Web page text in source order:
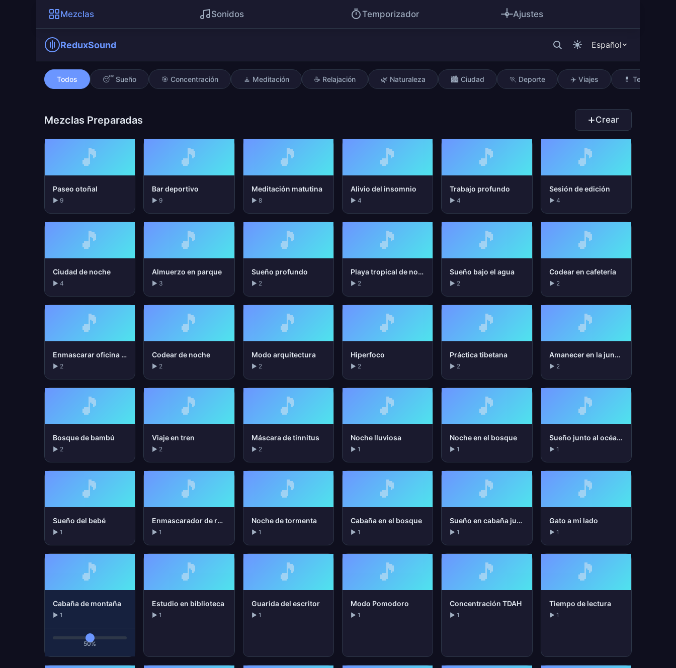
ReduxSound Español
Cabaña de montaña
Todos 😴 Sueño 🎯 Concentración 🧘 Meditación ☕ Relajación 🌿 Naturaleza 🏙️ Ciudad 🏃 Deporte ✈️ Viajes 💊 Terapia
Mezclas Preparadas Crear
🎵
Paseo otoñal
▶ 9
🎵
Bar deportivo
▶ 9
🎵
Meditación matutina
▶ 8
🎵
Alivio del insomnio
▶ 4
🎵
Trabajo profundo
▶ 4
🎵
Sesión de edición
▶ 4
🎵
Ciudad de noche
▶ 4
🎵
Almuerzo en parque
▶ 3
🎵
Sueño profundo
▶ 2
🎵
Playa tropical de noche
▶ 2
🎵
Sueño bajo el agua
▶ 2
🎵
Codear en cafetería
▶ 2
🎵
Enmascarar oficina abierta
▶ 2
🎵
Codear de noche
▶ 2
🎵
Modo arquitectura
▶ 2
🎵
Hiperfoco
▶ 2
🎵
Práctica tibetana
▶ 2
🎵
Amanecer en la jungla
▶ 2
🎵
Bosque de bambú
▶ 2
🎵
Viaje en tren
▶ 2
🎵
Máscara de tinnitus
▶ 2
🎵
Noche lluviosa
▶ 1
🎵
Noche en el bosque
▶ 1
🎵
Sueño junto al océano
▶ 1
🎵
Sueño del bebé
▶ 1
🎵
Enmascarador de ronquidos
▶ 1
🎵
Noche de tormenta
▶ 1
🎵
Cabaña en el bosque
▶ 1
🎵
Sueño en cabaña junto al lago
▶ 1
🎵
Gato a mi lado
▶ 1
🎵
Cabaña de montaña
▶ 1
50%
🎵
Estudio en biblioteca
▶ 1
🎵
Guarida del escritor
▶ 1
🎵
Modo Pomodoro
▶ 1
🎵
Concentración TDAH
▶ 1
🎵
Tiempo de lectura
▶ 1
Mezclas Sonidos Temporizador Ajustes